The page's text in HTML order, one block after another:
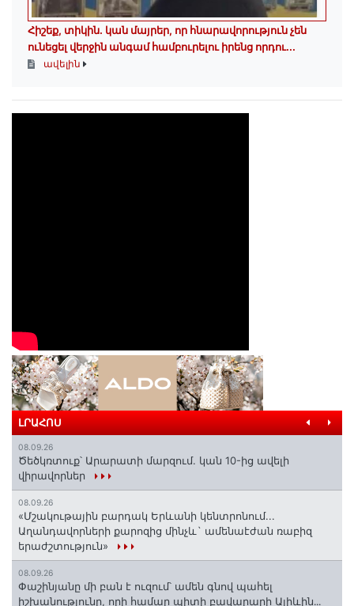
Հիշեք, տիկին․ կան մայրեր, որ հնարավորություն չեն
ունեցել վերջին անգամ համբուրելու իրենց որդու...
ավելին
ԼՐԱՀՈՍ
08.09.26
Ծեծկռտուք՝ Արարատի մարզում. կան 10-ից ավելի
վիրավորներ
08.09.26
«Մշակութային բարդակ Երևանի կենտրոնում...
Աղանդավորների քարոզից մինչև` ամենաէժան ռաբիզ
երաժշտություն»
08.09.26
Փաշինյանը մի բան է ուզում՝ ամեն գնով պահել
իշխանությունը, որի համար պիտի բավարարի Ալիևին․․․